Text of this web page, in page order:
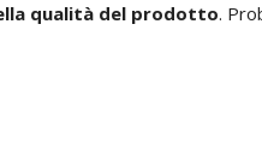
qualità del prodotto.